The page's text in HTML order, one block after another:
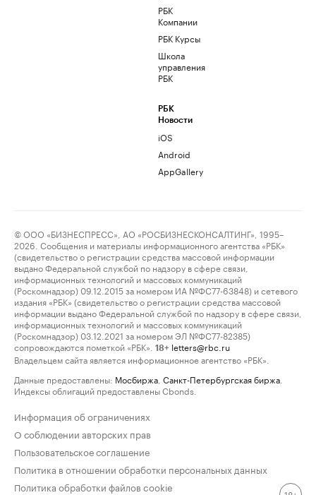
РБК
Компании
РБК Курсы
Школа
управления
РБК
РБК
Новости
iOS
Android
AppGallery
© ООО «БИЗНЕСПРЕСС», АО «РОСБИЗНЕСКОНСАЛТИНГ», 1995–
2026. Сообщения и материалы информационного агентства «РБК»
(свидетельство о регистрации средства массовой информации
выдано Федеральной службой по надзору в сфере связи,
информационных технологий и массовых коммуникаций
(Роскомнадзор) 09.12.2015 за номером ИА №ФС77-63848) и сетевого
издания «РБК» (свидетельство о регистрации средства массовой
информации выдано Федеральной службой по надзору в сфере связи,
информационных технологий и массовых коммуникаций
(Роскомнадзор) 03.12.2021 за номером ЭЛ №ФС77-82385)
сопровождаются пометкой «РБК».
18+ letters@rbc.ru
Владельцем сайта является информационное агентство «РБК».
Данные предоставлены: Мосбиржа Санкт-Петербургская биржа
Индексы облигаций предоставлены Cbonds.
Информация об ограничениях
О соблюдении авторских прав
Пользовательское соглашение
Политика в отношении обработки персональных данных
Политика обработки файлов cookie